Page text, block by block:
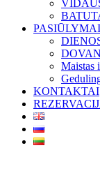
PASIŪLYMAI
Maistas
KONTAKTAI